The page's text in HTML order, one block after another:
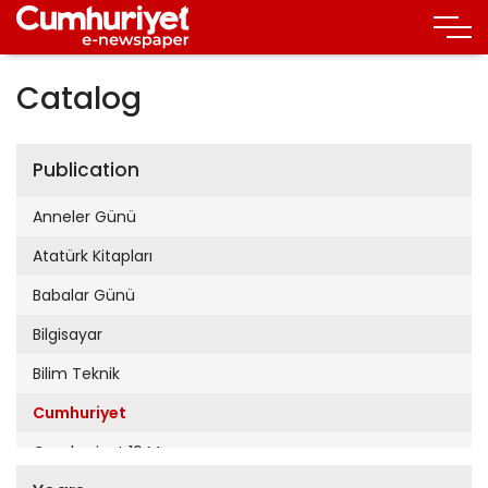
Catalog
Publication
Anneler Günü
Atatürk Kitapları
Babalar Günü
Bilgisayar
Bilim Teknik
Cumhuriyet
Cumhuriyet 19 Mayıs